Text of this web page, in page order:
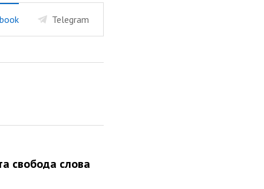
Telegram
свобода слова